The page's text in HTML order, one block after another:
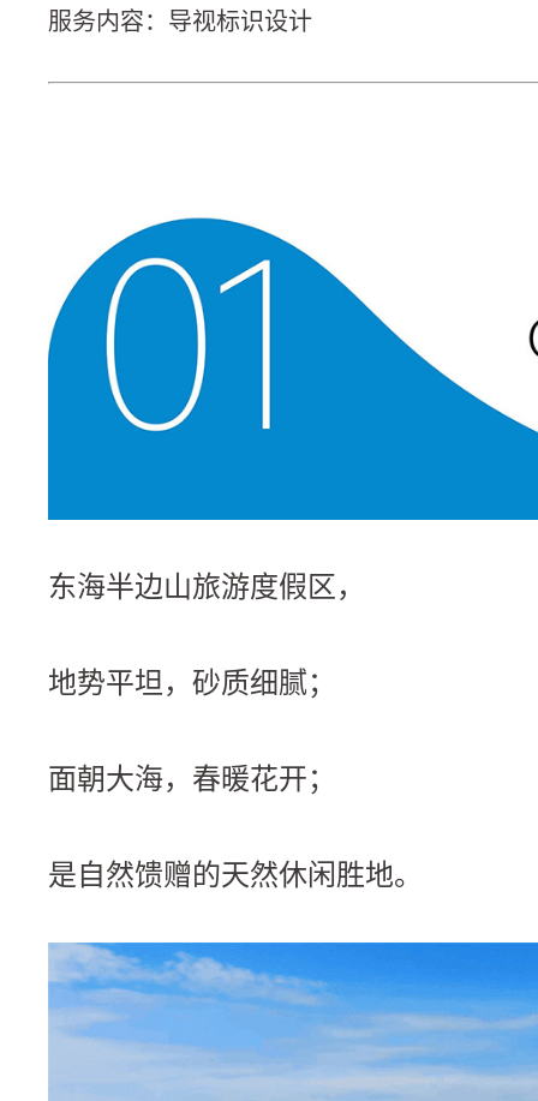
服务内容：导视标识设计
东海半边山旅游度假区，
地势平坦，砂质细腻；
面朝大海，春暖花开；
是自然馈赠的天然休闲胜地。